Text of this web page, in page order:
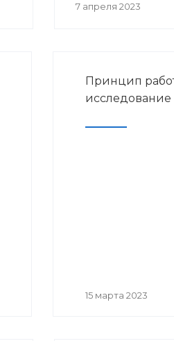
7 апреля 2023
Принцип
исследование
15 марта 2023